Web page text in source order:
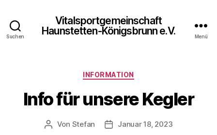
Suchen
Vitalsportgemeinschaft
Haunstetten-Königsbrunn e.V.
Menü
Kategorien
INFORMATION
Info für unsere Kegler
Beitragsautor
Von Stefan Veröffentlichungsdatum
Januar 18, 2023